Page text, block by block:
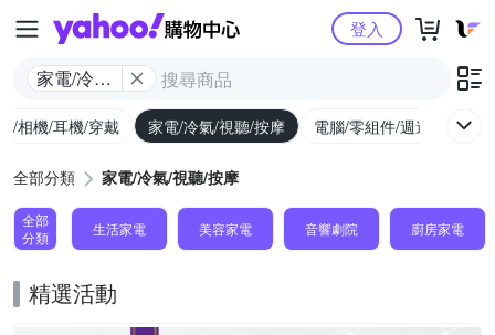
Yahoo購物中心
家電/冷氣/
登入
/相機/耳機/穿戴 家電/冷氣/視聽/按摩 電腦/零組件/週邊/遊戲
全部分類 家電/冷氣/視聽/按摩
全部
分類
生活家電 美容家電 音響劇院 廚房家電
精選活動